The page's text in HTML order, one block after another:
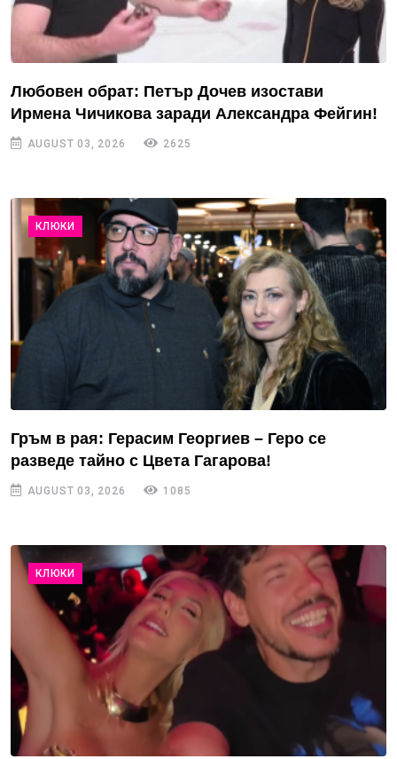
Любовен обрат: Петър Дочев изостави
Ирмена Чичикова заради Александра Фейгин!
AUGUST 03, 2026 2625
КЛЮКИ
Гръм в рая: Герасим Георгиев – Геро се
разведе тайно с Цвета Гагарова!
AUGUST 03, 2026 1085
КЛЮКИ